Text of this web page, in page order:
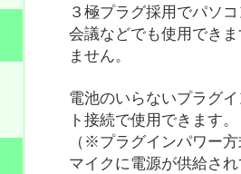
３極プラグ採用でパソ
会議などでも使用でき
ません。
電池のいらないプラグ
ト接続で使用できます。
（※プラグインパワー
マイクに電源が供給さ